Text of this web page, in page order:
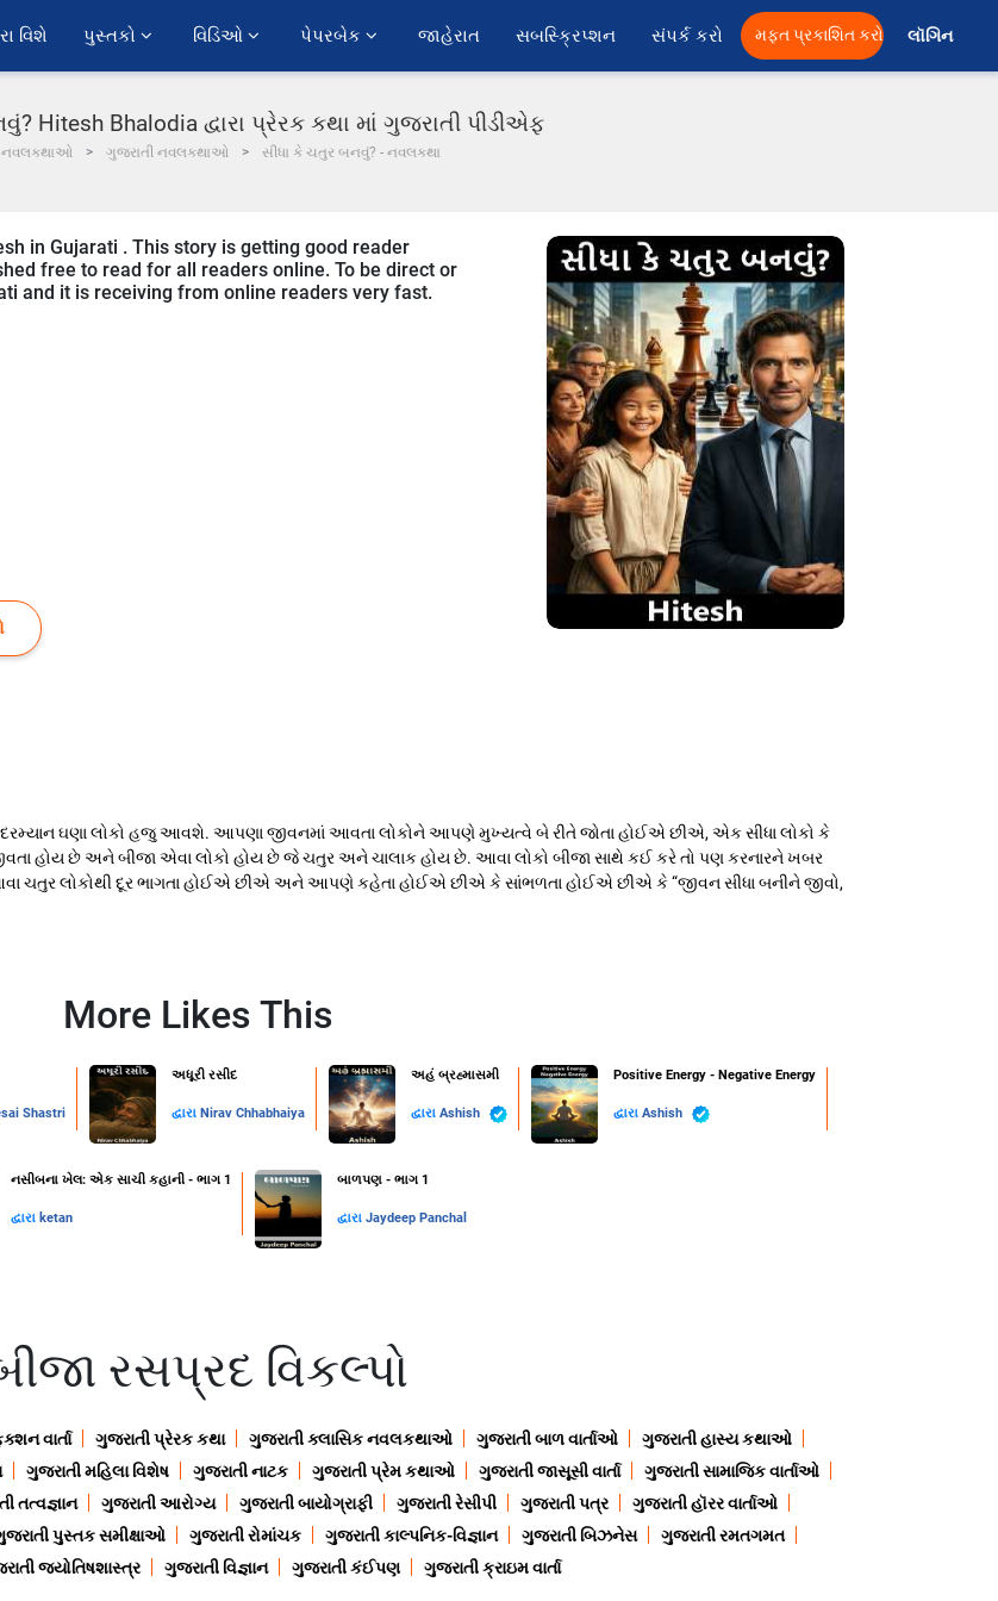
વિશે પુસ્તકો વિડિઓ પેપરબેક જાહેરાત સબસ્ક્રિપ્શન સંપર્ક કરો મફત પ્રકાશિત કરો લૉગિન
Hitesh Bhalodia દ્વારા પ્રેરક કથા માં ગુજરાતી પીડીએફ
નવલકથાઓ ગુજરાતી નવલકથાઓ સીધા કે ચતુર બનવું? - નવલકથા
in Gujarati . This story is getting good reader
free to read for all readers online. To be direct or
and it is receiving from online readers very fast.
ઘણા લોકો હજુ આવશે. આપણા જીવનમાં આવતા લોકોને આપણે મુખ્યત્વે બે રીતે જોતા હોઈએ છીએ, એક સીધા લોકો કે
હોય છે અને બીજા એવા લોકો હોય છે જે ચતુર અને ચાલાક હોય છે. આવા લોકો બીજા સાથે કઈ કરે તો પણ કરનારને ખબર
ચતુર લોકોથી દૂર ભાગતા હોઈએ છીએ અને આપણે કહેતા હોઈએ છીએ કે સાંભળતા હોઈએ છીએ કે “જીવન સીધા બનીને જીવો,
More Likes This
Shastri
અધૂરી રસીદ
દ્વારા Nirav Chhabhaiya
અહં બ્રહ્માસમી
દ્વારા Ashish
Positive Energy - Negative Energy
દ્વારા Ashish
નસીબના ખેલ: એક સાચી કહાની - ભાગ 1
દ્વારા ketan
બાળપણ - ભાગ 1
દ્વારા Jaydeep Panchal
રસપ્રદ વિકલ્પો
વાર્તા ગુજરાતી પ્રેરક કથા ગુજરાતી ક્લાસિક નવલકથાઓ ગુજરાતી બાળ વાર્તાઓ
ગુજરાતી હાસ્ય કથાઓ
ગુજરાતી મહિલા વિશેષ ગુજરાતી નાટક ગુજરાતી પ્રેમ કથાઓ ગુજરાતી જાસૂસી વાર્તા
ગુજરાતી સામાજિક વાર્તાઓ
તત્વજ્ઞાન ગુજરાતી આરોગ્ય ગુજરાતી બાયોગ્રાફી ગુજરાતી રેસીપી ગુજરાતી પત્ર
ગુજરાતી હૉરર વાર્તાઓ
પુસ્તક સમીક્ષાઓ ગુજરાતી રોમાંચક ગુજરાતી કાલ્પનિક-વિજ્ઞાન ગુજરાતી બિઝનેસ
ગુજરાતી રમતગમત
જ્યોતિષશાસ્ત્ર ગુજરાતી વિજ્ઞાન ગુજરાતી કંઈપણ ગુજરાતી ક્રાઇમ વાર્તા